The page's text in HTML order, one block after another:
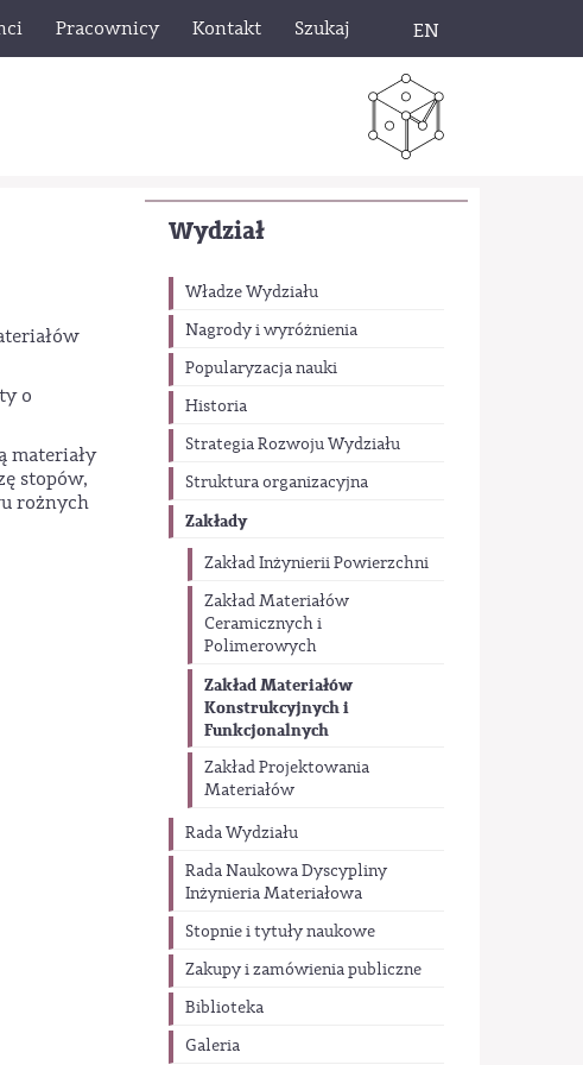
Pracownicy Kontakt Szukaj EN
Wydział
Władze Wydziału
Nagrody i wyróżnienia
Popularyzacja nauki
Historia
Strategia Rozwoju Wydziału
Struktura organizacyjna
Zakłady
Zakład Inżynierii Powierzchni
Zakład Materiałów
Ceramicznych i
Polimerowych
Zakład Materiałów
Konstrukcyjnych i
Funkcjonalnych
Zakład Projektowania
Materiałów
Rada Wydziału
Rada Naukowa Dyscypliny
Inżynieria Materiałowa
Stopnie i tytuły naukowe
Zakupy i zamówienia publiczne
Biblioteka
Galeria
o
materiały
stopów,
rożnych